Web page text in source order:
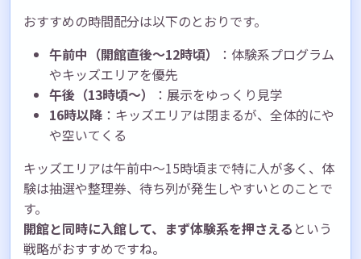
おすすめの時間配分は以下のとおりです。
午前中（開館直後〜12時頃）
：体験系プログラム
やキッズエリアを優先
午後（13時頃〜）
：展示をゆっくり見学
16時以降 ：キッズエリアは閉まるが、全体的にや
や空いてくる
キッズエリアは午前中〜15時頃まで特に人が多く、体
験は抽選や整理券、待ち列が発生しやすいとのことで
す。
開館と同時に入館して、まず体験系を押さえる という
戦略がおすすめですね。